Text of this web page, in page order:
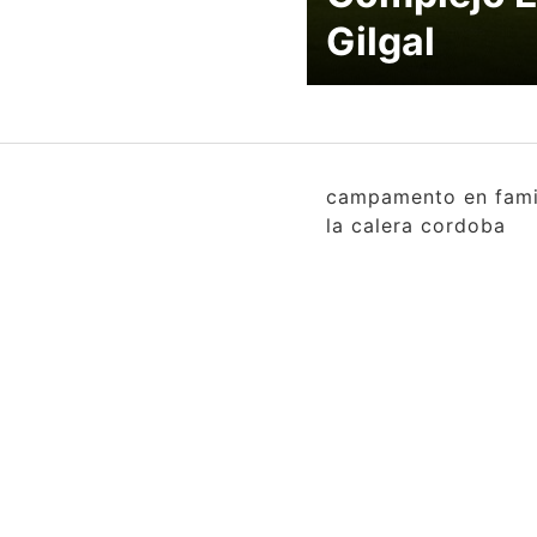
Gilgal
campamento en
la calera cordoba